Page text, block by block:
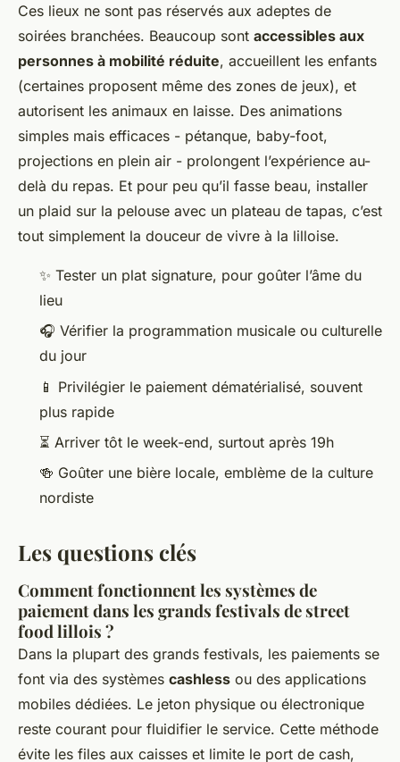
Ces lieux ne sont pas réservés aux adeptes de
soirées branchées. Beaucoup sont accessibles aux
personnes à mobilité réduite, accueillent les enfants
(certaines proposent même des zones de jeux), et
autorisent les animaux en laisse. Des animations
simples mais efficaces - pétanque, baby-foot,
projections en plein air - prolongent l’expérience au-
delà du repas. Et pour peu qu’il fasse beau, installer
un plaid sur la pelouse avec un plateau de tapas, c’est
tout simplement la douceur de vivre à la lilloise.
✨ Tester un plat signature, pour goûter l’âme du
lieu
🎧 Vérifier la programmation musicale ou culturelle
du jour
📱 Privilégier le paiement dématérialisé, souvent
plus rapide
⏳ Arriver tôt le week-end, surtout après 19h
🍻 Goûter une bière locale, emblème de la culture
nordiste
Les questions clés
Comment fonctionnent les systèmes de
paiement dans les grands festivals de street
food lillois ?
Dans la plupart des grands festivals, les paiements se
font via des systèmes cashless ou des applications
mobiles dédiées. Le jeton physique ou électronique
reste courant pour fluidifier le service. Cette méthode
évite les files aux caisses et limite le port de cash,